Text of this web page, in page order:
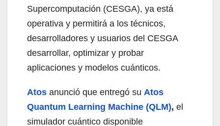
Supercomputación (CESGA), ya está
operativa y permitirá a los técnicos,
desarrolladores y usuarios del CESGA
desarrollar, optimizar y probar
aplicaciones y modelos cuánticos.
Atos anunció que entregó su Atos
Quantum Learning Machine (QLM), el
simulador cuántico disponible